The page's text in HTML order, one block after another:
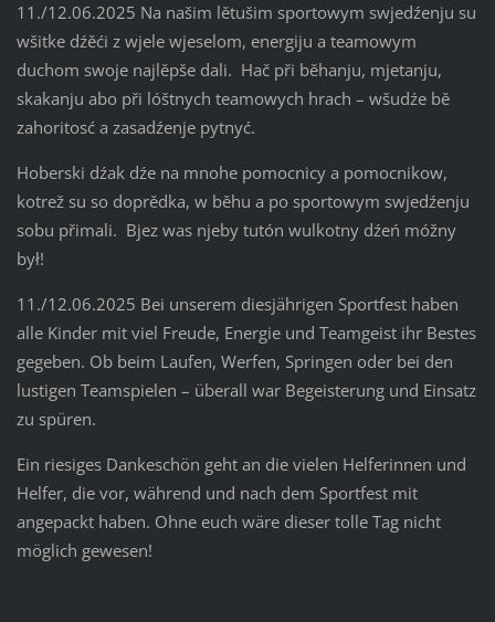
11./12.06.2025 Na našim lětušim sportowym swjedźenju su
wšitke dźěći z wjele wjeselom, energiju a teamowym
duchom swoje najlěpše dali. Hač při běhanju, mjetanju,
skakanju abo při lóštnych teamowych hrach – wšudźe bě
zahoritosć a zasadźenje pytnyć.
Hoberski dźak dźe na mnohe pomocnicy a pomocnikow,
kotrež su so doprědka, w běhu a po sportowym swjedźenju
sobu přimali. Bjez was njeby tutón wulkotny dźeń móžny
był!
11./12.06.2025 Bei unserem diesjährigen Sportfest haben
alle Kinder mit viel Freude, Energie und Teamgeist ihr Bestes
gegeben. Ob beim Laufen, Werfen, Springen oder bei den
lustigen Teamspielen – überall war Begeisterung und Einsatz
zu spüren.
Ein riesiges Dankeschön geht an die vielen Helferinnen und
Helfer, die vor, während und nach dem Sportfest mit
angepackt haben. Ohne euch wäre dieser tolle Tag nicht
möglich gewesen!